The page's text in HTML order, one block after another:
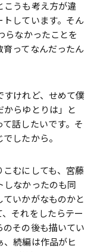
こうも考え方が違
トしています。そん
らなかったことを
ってなんだったん
すけれど、せめて僕
からゆとりは」と
話したいです。そ
したから。
むにしても、宮藤
しなかったのも同
ていかがなものかと
それをしたらテー
のその後も描いてい
、続編は作品がヒ